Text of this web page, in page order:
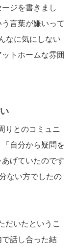
ジを書きまし
言葉が嫌いって
なに気にしない
トホームな雰囲
りとのコミュニ
自分から疑問を
げていたのです
ない方でしたの
だいたというこ
話し合った結